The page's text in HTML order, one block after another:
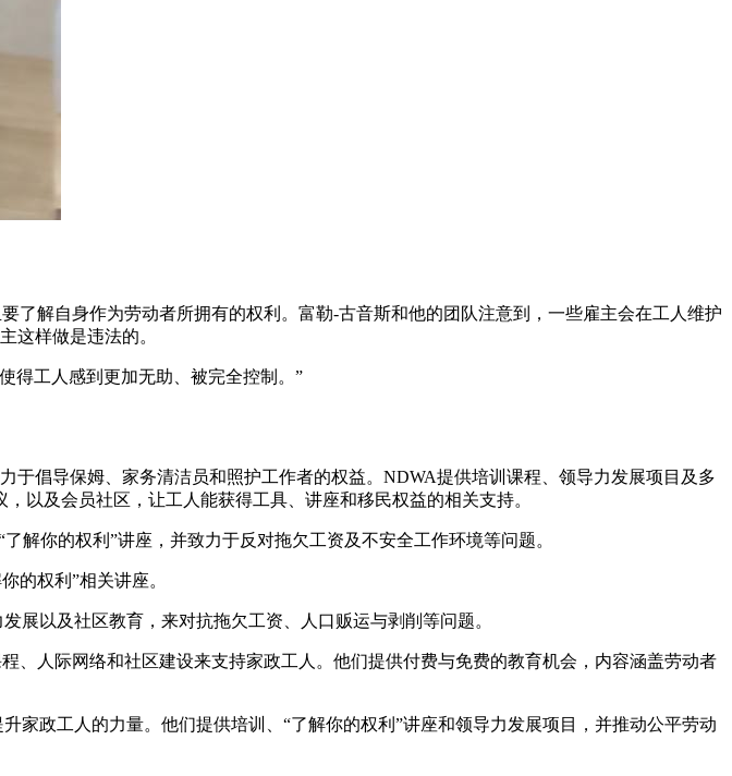
了解自身作为劳动者所拥有的权利。富勒-古音斯和他的团队注意到，一些雇主会在工人维护
这样做是违法的。
得工人感到更加无助、被完全控制。”
于倡导保姆、家务清洁员和照护工作者的权益。NDWA提供培训课程、领导力发展项目及多
以及会员社区，让工人能获得工具、讲座和移民权益的相关支持。
解你的权利”讲座，并致力于反对拖欠工资及不安全工作环境等问题。
的权利”相关讲座。
展以及社区教育，来对抗拖欠工资、人口贩运与剥削等问题。
、人际网络和社区建设来支持家政工人。他们提供付费与免费的教育机会，内容涵盖劳动者
家政工人的力量。他们提供培训、“了解你的权利”讲座和领导力发展项目，并推动公平劳动